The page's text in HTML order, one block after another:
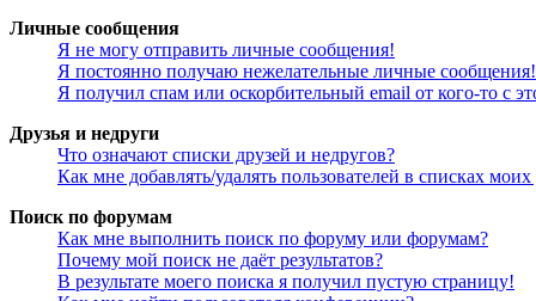
Личные сообщения
Я не могу отправить личные сообщения!
Я постоянно получаю нежелательные личные сообщения!
Я получил спам или оскорбительный email от кого-то с
Друзья и недруги
Что означают списки друзей и недругов?
Как мне добавлять/удалять пользователей в списках
Поиск по форумам
Как мне выполнить поиск по форуму или форумам?
Почему мой поиск не даёт результатов?
В результате моего поиска я получил пустую страницу!